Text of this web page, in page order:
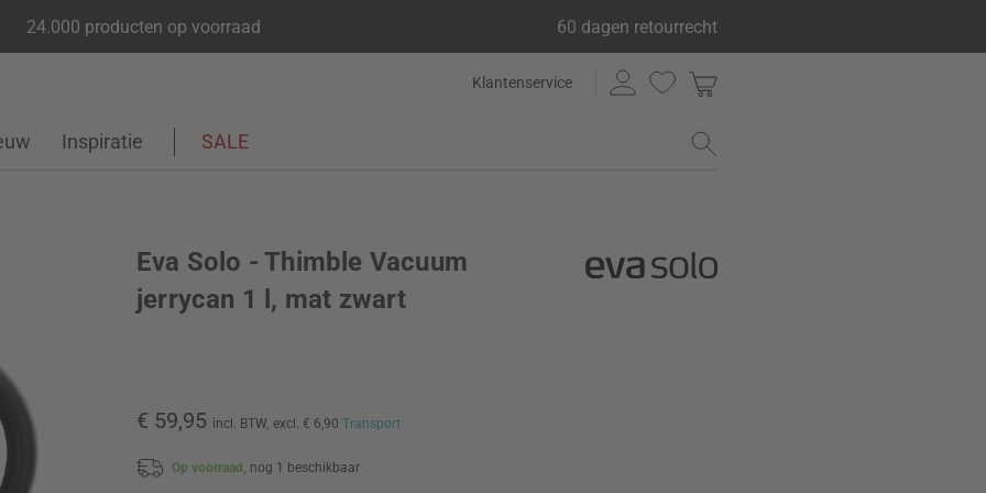
24.000 producten op voorraad 60 dagen retourrecht
Klantenservice
Inspiratie SALE
Eva Solo - Thimble Vacuum
jerrycan 1 l, mat zwart
€ 59,95 incl. BTW, excl. € 6,90 Transport
Op voorraad, nog 1 beschikbaar